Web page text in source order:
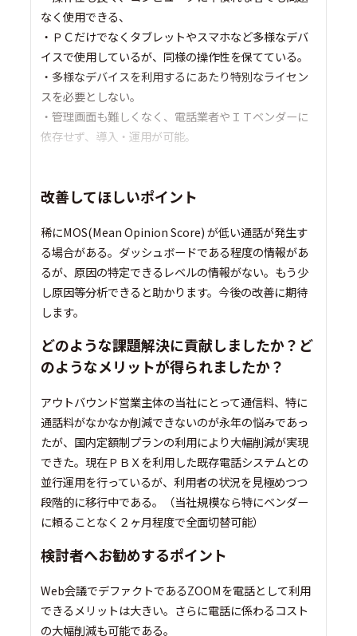
なく使用できる、
・ＰＣだけでなくタブレットやスマホなど多様なデバ
イスで使用しているが、同様の操作性を保てている。
・多様なデバイスを利用するにあたり特別なライセン
スを必要としない。
・管理画面も難しくなく、電話業者やＩＴベンダーに
依存せず、導入・運用が可能。
改善してほしいポイント
稀にMOS(Mean Opinion Score) が低い通話が発生す
る場合がある。ダッシュボードである程度の情報があ
るが、原因の特定できるレベルの情報がない。もう少
し原因等分析できると助かります。今後の改善に期待
します。
どのような課題解決に貢献しましたか？ど
のようなメリットが得られましたか？
アウトバウンド営業主体の当社にとって通信料、特に
通話料がなかなか削減できないのが永年の悩みであっ
たが、国内定額制プランの利用により大幅削減が実現
できた。現在ＰＢＸを利用した既存電話システムとの
並行運用を行っているが、利用者の状況を見極めつつ
段階的に移行中である。（当社規模なら特にベンダー
に頼ることなく２ヶ月程度で全面切替可能）
検討者へお勧めするポイント
Web会議でデファクトであるZOOMを電話として利用
できるメリットは大きい。さらに電話に係わるコスト
の大幅削減も可能である。